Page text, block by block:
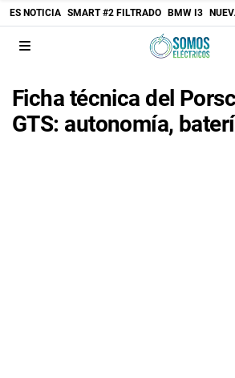
ES NOTICIA SMART #2 FILTRADO BMW I3
Ficha técnica del
GTS: autonomía,